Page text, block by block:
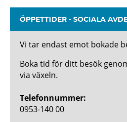
ÖPPETTIDER - SOCIALA
Vi tar endast emot bokade
Boka tid för ditt besök
via växeln.
Telefonnummer:
0953-140 00